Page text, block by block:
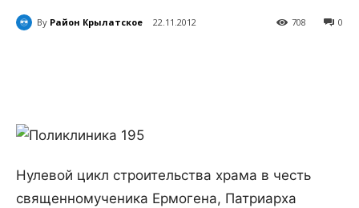
By Район Крылатское 22.11.2012 0
708
Нулевой цикл строительства храма в честь
священномученика Ермогена, Патриарха